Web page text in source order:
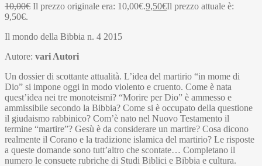
10,00€ Il prezzo originale era: 10,00€.9,50€Il prezzo attuale è:
9,50€.
Il mondo della Bibbia n. 4 2015
Autore: vari Autori
Un dossier di scottante attualità. L’idea del martirio “in mome di
Dio” si impone oggi in modo violento e cruento. Come è nata
quest’idea nei tre monoteismi? “Morire per Dio” è ammesso e
ammissibile secondo la Bibbia? Come si è occupato della questione
il giudaismo rabbinico? Com’è nato nel Nuovo Testamento il
termine “martire”? Gesù è da considerare un martire? Cosa dicono
realmente il Corano e la tradizione islamica del martirio? Le risposte
a queste domande sono tutt’altro che scontate… Completano il
numero le consuete rubriche di Studi Biblici e Bibbia e cultura.